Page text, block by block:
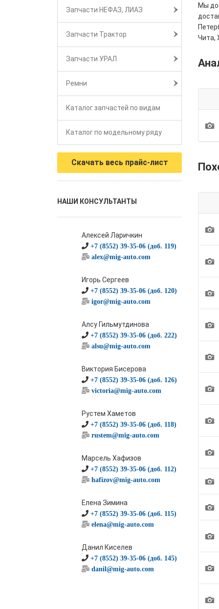
Запчасти НЕФАЗ, ЛИАЗ
Запчасти Трактор
Запчасти УРАЛ
Ремни
Каталог запчастей по видам
Каталог по модельному ряду
Скачать весь прайс-лист
НАШИ КОНСУЛЬТАНТЫ
Алексей Ларичкин
+7 (8552) 39-35-06 (доб. 119)
alex@mig-auto.com
Игорь Сергеев
+7 (8552) 39-35-06 (доб. 120)
igor@mig-auto.com
Алсу Гильмутдинова
+7 (8552) 39-35-06 (доб. 222)
alsu@mig-auto.com
Виктория Бисерова
+7 (8552) 39-35-06 (доб. 126)
victoria@mig-auto.com
Рустем Хаметов
+7 (8552) 39-35-06 (доб. 118)
rustem@mig-auto.com
Марсель Хафизов
+7 (8552) 39-35-06 (доб. 112)
hafizov@mig-auto.com
Елена Зимина
+7 (8552) 39-35-06 (доб. 115)
elena@mig-auto.com
Данил Киселев
+7 (8552) 39-35-06 (доб. 145)
danil@mig-auto.com
Мы
Чита,
1
1
1
1
1
1
1
1
1
1
1
1
1
1